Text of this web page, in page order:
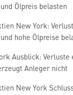
Ölpreis belasten
New York:
hohe Ölpreise
Ausblick:
Anleger nicht
New York